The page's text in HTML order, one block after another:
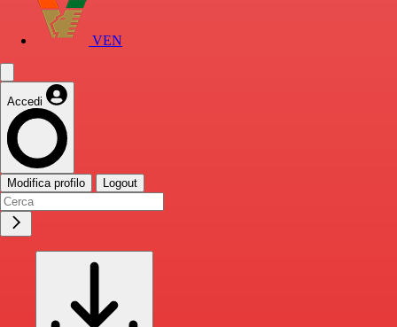
VEN
Accedi
Modifica profilo Logout